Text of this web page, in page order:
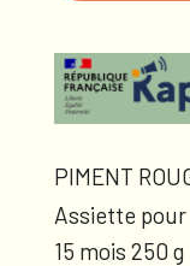
PIMENT
Assiette pour
15 mois 250 g